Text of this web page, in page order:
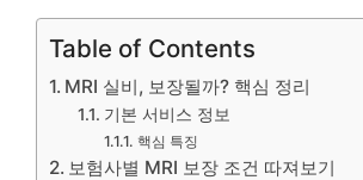
Table of Contents
MRI 실비, 보장될까? 핵심 정리
기본 서비스 정보
핵심 특징
보험사별 MRI 보장 조건 따져보기